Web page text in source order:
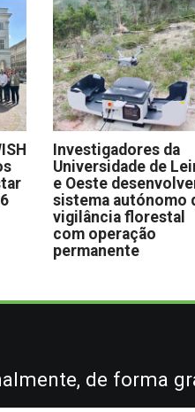
Investigadores da
Universidade de
e Oeste
sistema autónomo
vigilância florestal
com operação
permanente
de forma